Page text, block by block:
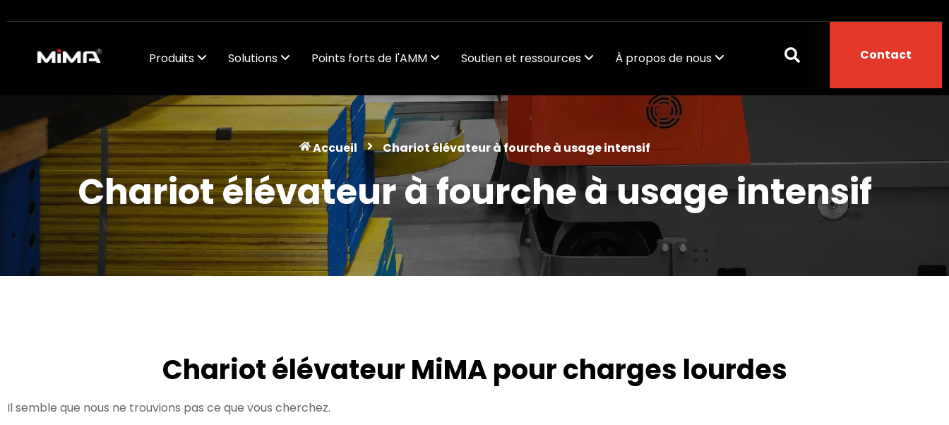
Produits Solutions Points forts de l'AMM Soutien et ressources À propos de nous Contact
Chariot élévateur à fourche à usage intensif
Accueil Chariot élévateur à fourche à usage intensif
Chariot élévateur à fourche à usage intensif
Chariot élévateur MiMA pour charges lourdes
Il semble que nous ne trouvions pas ce que vous cherchez.